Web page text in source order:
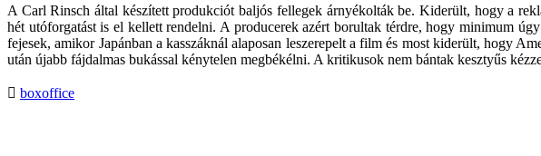
A Carl Rinsch által készített produkciót baljós fellegek árnyékolták be. Kiderült, hogy a
hét utóforgatást is el kellett rendelni. A producerek azért borultak térdre, hogy minimum
fejesek, amikor Japánban a kasszáknál alaposan leszerepelt a film és most kiderült, hogy
után újabb fájdalmas bukással kénytelen megbékélni. A kritikusok nem bántak kesztyűs
boxoffice